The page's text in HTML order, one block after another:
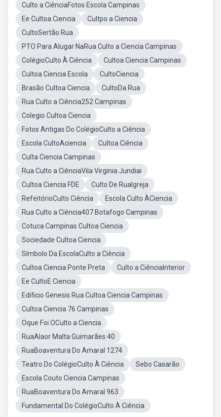
Culto a CiênciaFotos Escola Campinas
Ee Cultoa Ciencia
Cultpo a Ciencia
CultoSertão Rua
PTO Para Alugar NaRua Culto a Ciencia Campinas
ColégioCulto À Ciência
Cultoa Ciencia Campinas
Cultoa Ciencia Escola
CultoCiencia
Brasão Cultoa Ciencia
CultoDa Rua
Rua Culto a Ciência252 Campinas
Colegio Cultoa Ciencia
Fotos Antigas Do ColégioCulto a Ciência
Escola CultoAciencia
Cultoa Ciência
Culta Ciencia Campinas
Rua Culto a CiênciaVila Virginia Jundiai
Cultoa Ciencia FDE
Culto De RuaIgreja
RefeitórioCulto Ciência
Escola Culto ÀCiencia
Rua Culto a Ciência407 Botafogo Campinas
Cotuca Campinas Cultoa Ciencia
Sociedade Cultoa Ciencia
Símbolo Da EscolaCulto a Ciência
Cultoa Ciencia Ponte Preta
Culto a CiênciaInterior
Ee CultoE Ciencia
Edificio Genesis Rua Cultoa Ciencia Campinas
Cultoa Ciencia 76 Campinas
Oque Foi OCulto a Ciencia
RuaAlaor Malta Guimarães 40
RuaBoaventura Do Amaral 1274
Teatro Do ColégioCulto À Ciência
Sebo Casarão
Escola Couto Ciencia Campinas
RuaBoaventura Do Amaral 963
Fundamental Do ColégioCulto À Ciência